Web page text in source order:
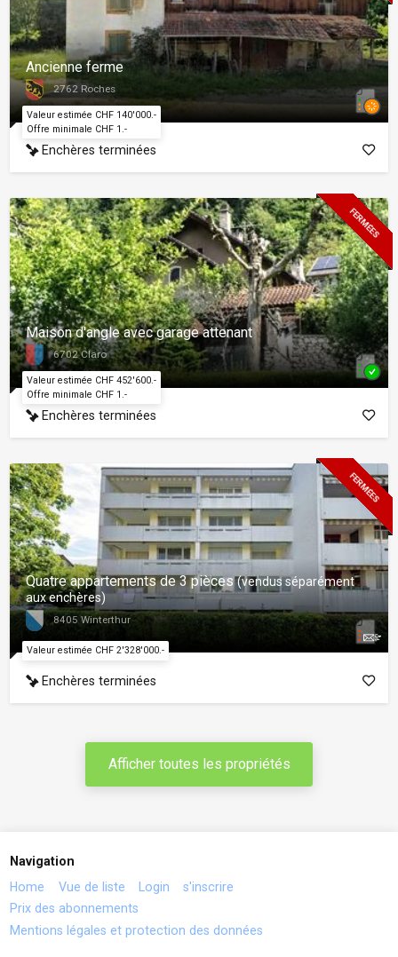
Valeur estimée CHF 140'000.-
Offre minimale CHF 1.-
Ancienne ferme
2762 Roches
Enchères terminées
FERMÉES
Valeur estimée CHF 452'600.-
Offre minimale CHF 1.-
Maison d'angle avec garage attenant
6702 Claro
Enchères terminées
FERMÉES
Valeur estimée CHF 2'328'000.-
Quatre appartements de 3 pièces(vendus séparément
aux enchères)
8405 Winterthur
Enchères terminées
Afficher toutes les propriétés
Navigation
Home
Vue de liste Login
s'inscrire
Prix des abonnements
Mentions légales et protection des données